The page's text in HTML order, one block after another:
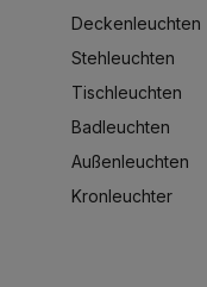
Deckenleuchten
Stehleuchten
Tischleuchten
Badleuchten
Außenleuchten
Kronleuchter